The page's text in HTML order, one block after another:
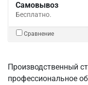
Самовывоз
Бесплатно.
Сравнение
Производственный
профессиональное